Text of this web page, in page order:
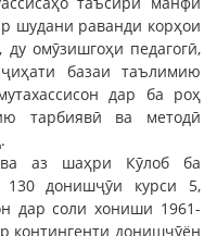
шудани раванди корҳои
ду омӯзишгоҳи педагогӣ,
базаи таълимию
дар ба роҳ
тарбиявӣ ва методӣ
аз шаҳри Кӯлоб ба
130 донишҷӯи курси 5,
дар соли хониши 1961-
контингенти донишҷӯён